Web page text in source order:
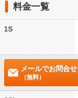
料金一覧
1S
メールでお問合せ
（無料）